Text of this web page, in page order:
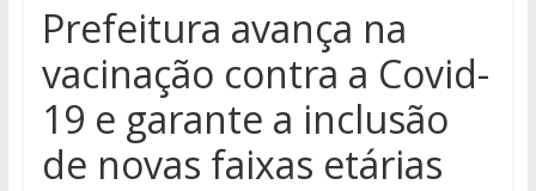
Prefeitura avança na
vacinação contra a Covid-
19 e garante a inclusão
de novas faixas etárias